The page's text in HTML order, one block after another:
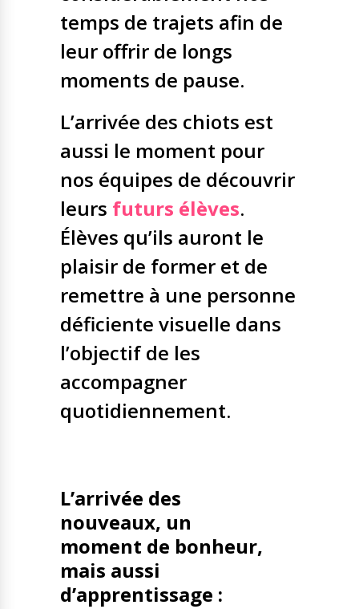
temps de trajets afin de
leur offrir de longs
moments de pause.
L’arrivée des chiots est
aussi le moment pour
nos équipes de découvrir
leurs futurs élèves.
Élèves qu’ils auront le
plaisir de former et de
remettre à une personne
déficiente visuelle dans
l’objectif de les
accompagner
quotidiennement.
L’arrivée des
nouveaux, un
moment de bonheur,
mais aussi
d’apprentissage :